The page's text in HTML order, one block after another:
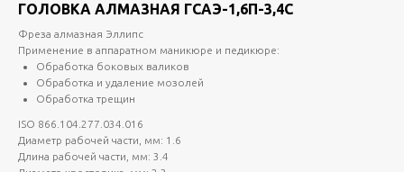
ГОЛОВКА АЛМАЗНАЯ ГСАЭ-1,6П-3,4С
Фреза алмазная Эллипс
Применение в аппаратном маникюре и педикюре:
Обработка боковых валиков
Обработка и удаление мозолей
Обработка трещин
ISO 866.104.277.034.016
Диаметр рабочей части, мм: 1.6
Длина рабочей части, мм: 3.4